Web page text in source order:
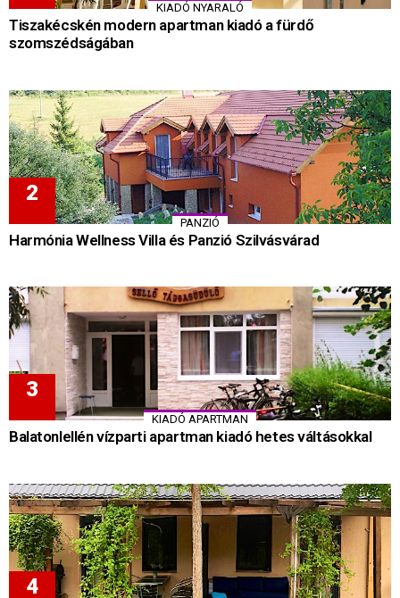
KIADÓ NYARALÓ
Tiszakécskén modern apartman kiadó a fürdő
szomszédságában
PANZIÓ
Harmónia Wellness Villa és Panzió Szilvásvárad
KIADÓ APARTMAN
Balatonlellén vízparti apartman kiadó hetes váltásokkal